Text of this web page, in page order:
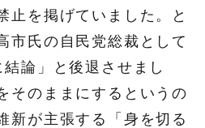
止を掲げていました。と
市氏の自民党総裁として
論」と後退させまし
そのままにするというの
新が主張する「身を切る